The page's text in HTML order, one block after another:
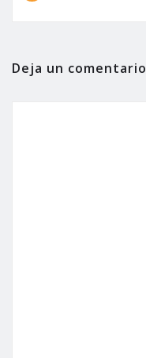
Deja un comentario